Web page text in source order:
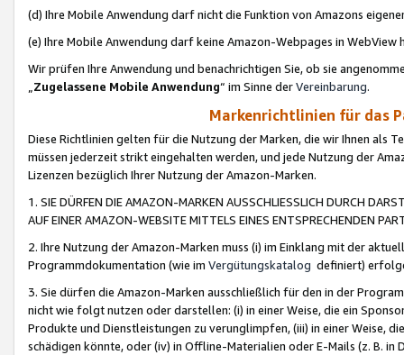
(d) Ihre Mobile Anwendung darf nicht die Funktion von Amazons
(e) Ihre Mobile Anwendung darf keine Amazon-Webpages in WebView
Wir prüfen Ihre Anwendung und benachrichtigen Sie, ob sie
„Zugelassene Mobile Anwendung“ im Sinne derVereinbarung.
Markenrichtlinien für das
Diese Richtlinien gelten für die Nutzung der Marken, die wir Ihnen als
müssen jederzeit strikt eingehalten werden, und jede Nutzung der
Lizenzen bezüglich Ihrer Nutzung der Amazon-Marken.
1. SIE DÜRFEN DIE AMAZON-MARKEN AUSSCHLIESSLICH DURCH
AUF EINER AMAZON-WEBSITE MITTELS EINES ENTSPRECHENDEN
2. Ihre Nutzung der Amazon-Marken muss (i) im Einklang mit der
Programmdokumentation (wie im Vergütungskatalog definiert)
3. Sie dürfen die Amazon-Marken ausschließlich für den in der
nicht wie folgt nutzen oder darstellen: (i) in einer Weise, die ein
Produkte und Dienstleistungen zu verunglimpfen, (iii) in einer Weise,
schädigen könnte, oder (iv) in Offline-Materialien oder E-Mails (z. B. in